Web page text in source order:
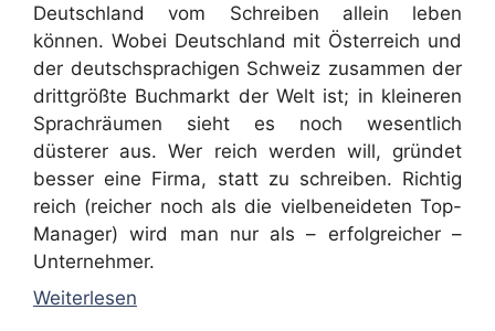
Deutschland vom Schreiben allein leben
können. Wobei Deutschland mit Österreich und
der deutschsprachigen Schweiz zusammen der
drittgrößte Buchmarkt der Welt ist; in kleineren
Sprachräumen sieht es noch wesentlich
düsterer aus. Wer reich werden will, gründet
besser eine Firma, statt zu schreiben. Richtig
reich (reicher noch als die vielbeneideten Top-
Manager) wird man nur als – erfolgreicher –
Unternehmer.
Weiterlesen